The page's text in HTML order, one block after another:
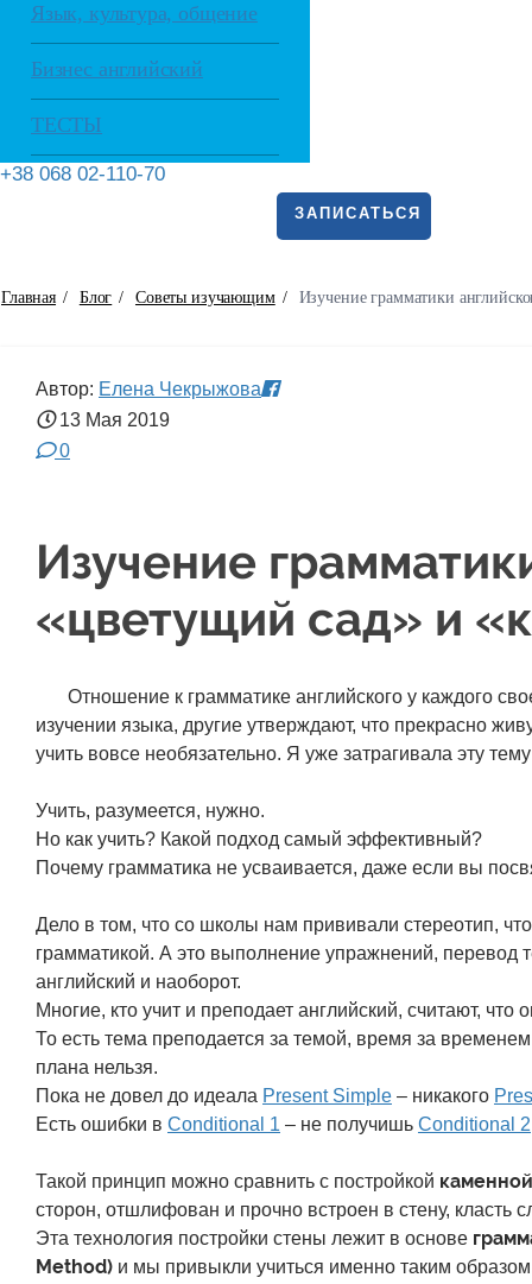
Язык, культура, общение
Бизнес английский
ТЕСТЫ
+38 068 02-110-70
ЗАПИСАТЬСЯ
Главная / Блог / Советы изучающим / Изучение грамматики
Автор: Елена Чекрыжова
13 Мая 2019
0
Изучение
«цветущий сад» и
Отношение к грамматике английского у каждого
изучении языка, другие утверждают, что прекрасно
учить вовсе необязательно. Я уже затрагивала эту
Учить, разумеется, нужно.
Но как учить? Какой подход самый эффективный?
Почему грамматика не усваивается, даже если вы
Дело в том, что со школы нам прививали стереотип,
грамматикой. А это выполнение упражнений, перевод
английский и наоборот.
Многие, кто учит и преподает английский, считают,
То есть тема преподается за темой, время за
плана нельзя.
Пока не довел до идеала Present Simple – никакого
Есть ошибки в Conditional 1 – не получишь Conditional 2
Такой принцип можно сравнить с постройкой
сторон, отшлифован и прочно встроен в стену, класть
Эта технология постройки стены лежит в основе
Method) и мы привыкли учиться именно таким